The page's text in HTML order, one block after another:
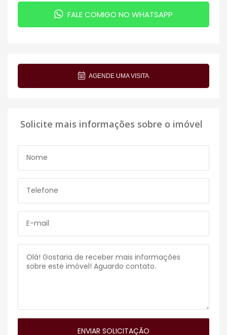
FALE COMIGO NO WHATSAPP
AGENDE UMA VISITA
Solicite mais informações sobre o imóvel